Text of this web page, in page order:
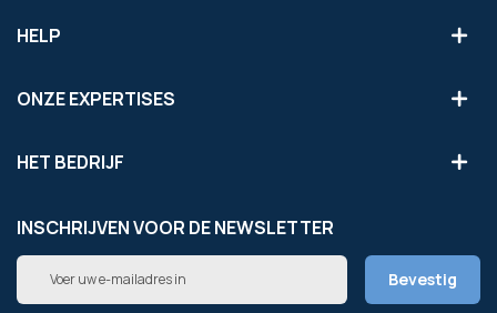
HELP
ONZE EXPERTISES
HET BEDRIJF
INSCHRIJVEN VOOR DE NEWSLETTER
Abonneer
Bevestig